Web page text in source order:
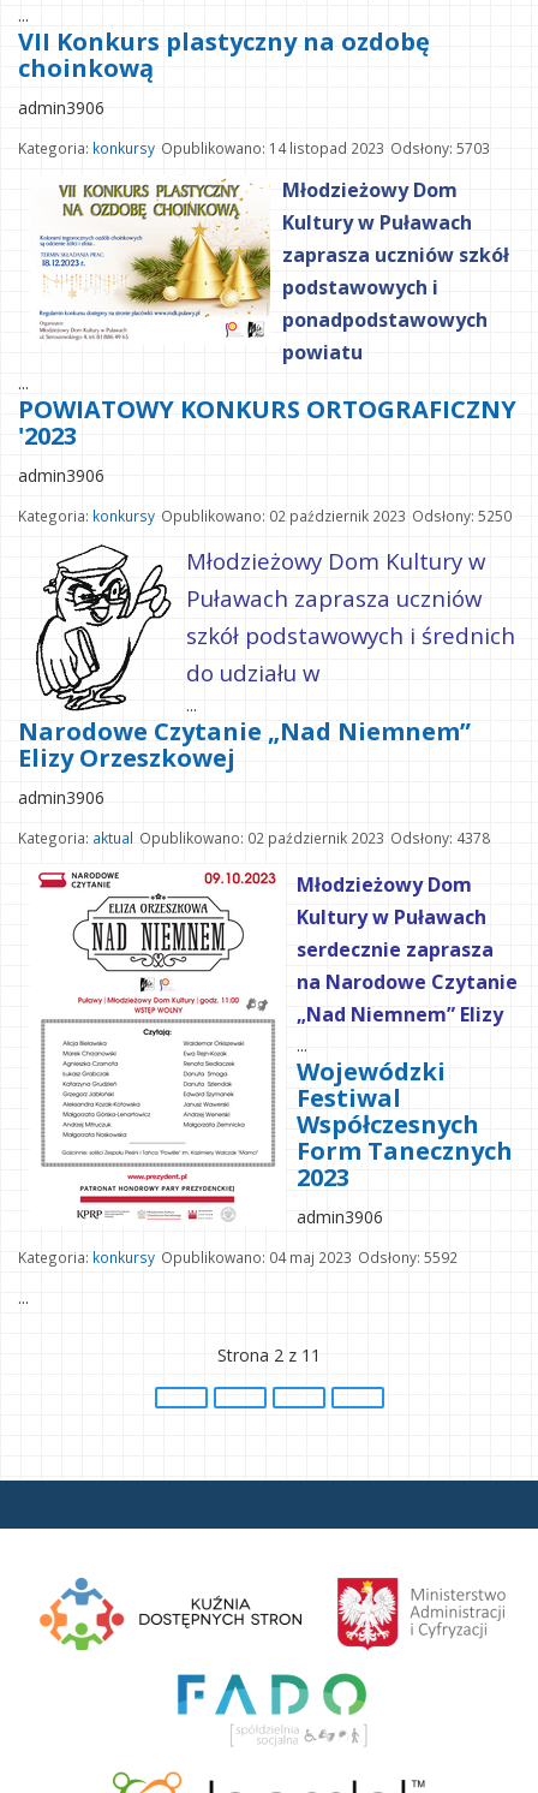
...
VII Konkurs plastyczny na ozdobę
choinkową
admin3906
Kategoria: konkursy Opublikowano: 14 listopad 2023 Odsłony: 5703
Młodzieżowy Dom
Kultury w Puławach
zaprasza uczniów szkół
podstawowych i
ponadpodstawowych
powiatu
...
POWIATOWY KONKURS ORTOGRAFICZNY
'2023
admin3906
Kategoria: konkursy Opublikowano: 02 październik 2023 Odsłony: 5250
Młodzieżowy Dom Kultury w
Puławach zaprasza uczniów
szkół podstawowych i średnich
do udziału w
...
Narodowe Czytanie „Nad Niemnem”
Elizy Orzeszkowej
admin3906
Kategoria: aktual Opublikowano: 02 październik 2023 Odsłony: 4378
Młodzieżowy Dom
Kultury w Puławach
serdecznie zaprasza
na Narodowe Czytanie
„Nad Niemnem” Elizy
...
Wojewódzki
Festiwal
Współczesnych
Form Tanecznych
2023
admin3906
Kategoria: konkursy Opublikowano: 04 maj 2023 Odsłony: 5592
...
Strona 2 z 11